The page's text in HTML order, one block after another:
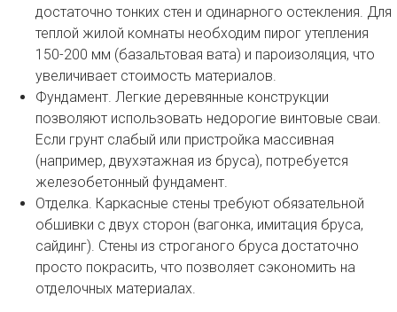
достаточно тонких стен и одинарного остекления. Для
теплой жилой комнаты необходим пирог утепления
150-200 мм (базальтовая вата) и пароизоляция, что
увеличивает стоимость материалов.
Фундамент. Легкие деревянные конструкции
позволяют использовать недорогие винтовые сваи.
Если грунт слабый или пристройка массивная
(например, двухэтажная из бруса), потребуется
железобетонный фундамент.
Отделка. Каркасные стены требуют обязательной
обшивки с двух сторон (вагонка, имитация бруса,
сайдинг). Стены из строганого бруса достаточно
просто покрасить, что позволяет сэкономить на
отделочных материалах.